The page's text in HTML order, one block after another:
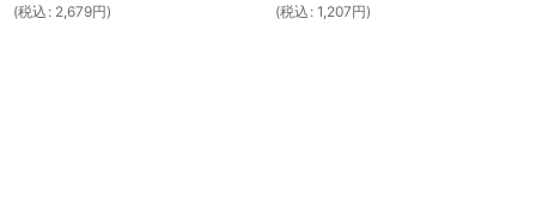
(税込 : 2,679円)
(税込 : 1,207円)